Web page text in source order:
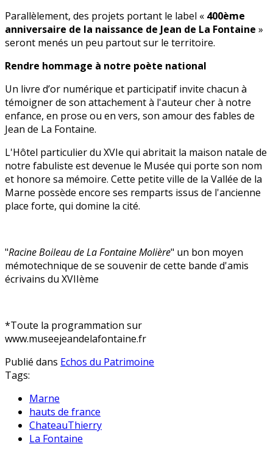
Parallèlement, des projets portant le label « 400ème
anniversaire de la naissance de Jean de La Fontaine »
seront menés un peu partout sur le territoire.
Rendre hommage à notre poète national
Un livre d’or numérique et participatif invite chacun à
témoigner de son attachement à l'auteur cher à notre
enfance, en prose ou en vers, son amour des fables de
Jean de La Fontaine.
L'Hôtel particulier du XVIe qui abritait la maison natale de
notre fabuliste est devenue le Musée qui porte son nom
et honore sa mémoire. Cette petite ville de la Vallée de la
Marne possède encore ses remparts issus de l'ancienne
place forte, qui domine la cité.
"Racine Boileau de La Fontaine Molière" un bon moyen
mémotechnique de se souvenir de cette bande d'amis
écrivains du XVIIème
*Toute la programmation sur
www.museejeandelafontaine.fr
Publié dans Echos du Patrimoine
Tags:
Marne
hauts de france
ChateauThierry
La Fontaine